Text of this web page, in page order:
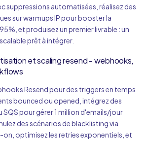
suppressions automatisées, réalisez des
sur warmups IP pour booster la
et produisez un premier livrable : un
prêt à intégrer.
et scaling resend - webhooks,
Resend pour des triggers en temps
bounced ou opened, intégrez des
SQS pour gérer 1 million d'emails/jour
des scénarios de blacklisting via
on, optimisez les retries exponentiels, et